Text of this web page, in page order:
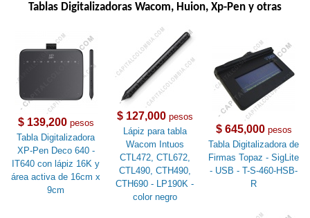
Tablas Digitalizadoras Wacom, Huion, Xp-Pen y otras
$ 139,200pesos
Tabla Digitalizadora
XP-Pen Deco 640 -
IT640 con lápiz 16K y
área activa de 16cm x
9cm
$ 127,000pesos
Lápiz para tabla
Wacom Intuos
CTL472, CTL672,
CTL490, CTH490,
CTH690 - LP190K -
color negro
$ 645,000pesos
Tabla Digitalizadora de
Firmas Topaz - SigLite
- USB - T-S-460-HSB-
R